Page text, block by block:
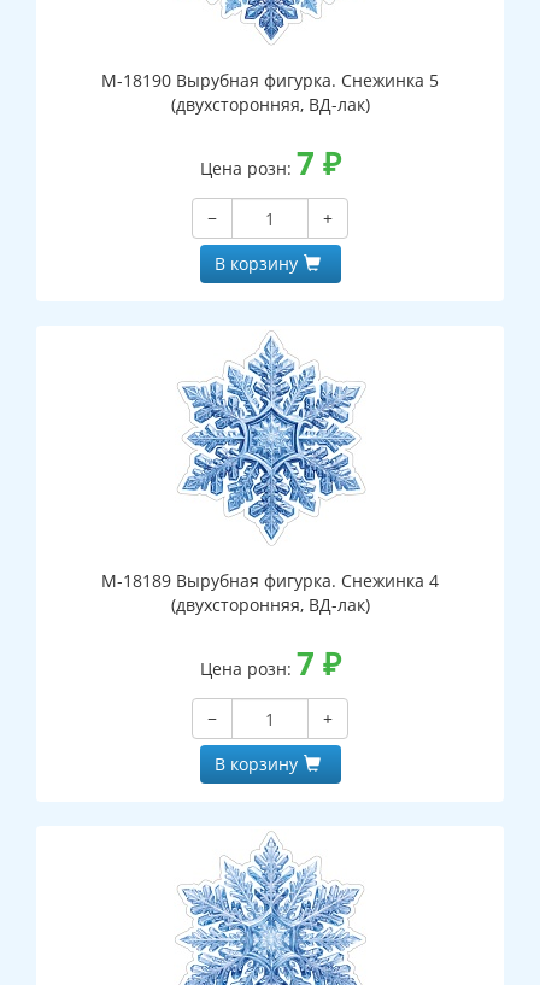
М-18190 Вырубная фигурка. Снежинка 5
(двухсторонняя, ВД-лак)
Цена розн: 7 ₽
−
+
В корзину
М-18189 Вырубная фигурка. Снежинка 4
(двухсторонняя, ВД-лак)
Цена розн: 7 ₽
−
+
В корзину